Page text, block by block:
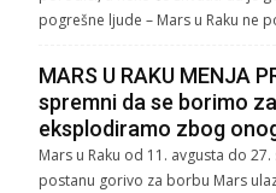
pogrešne ljude – Mars u Raku ne
MARS U RAKU MENJA
spremni da se borimo
eksplodiramo zbog
Mars u Raku od 11. avgusta do
postanu gorivo za borbu Mars